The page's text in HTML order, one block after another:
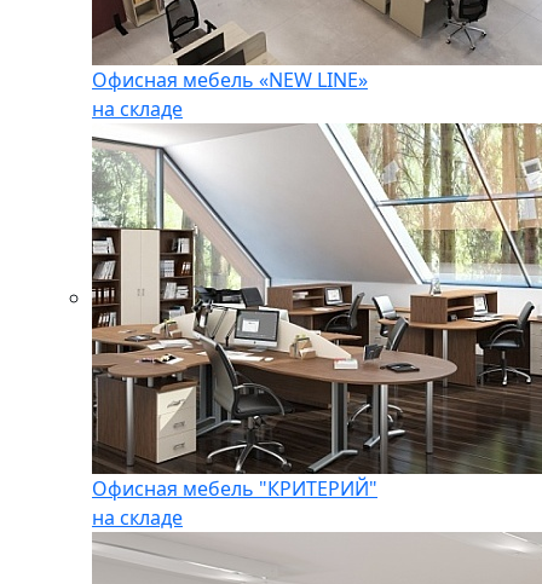
Офисная мебель «NEW LINE»
на складе
Офисная мебель "КРИТЕРИЙ"
на складе